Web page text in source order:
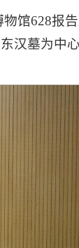
馆628报
汉墓为中